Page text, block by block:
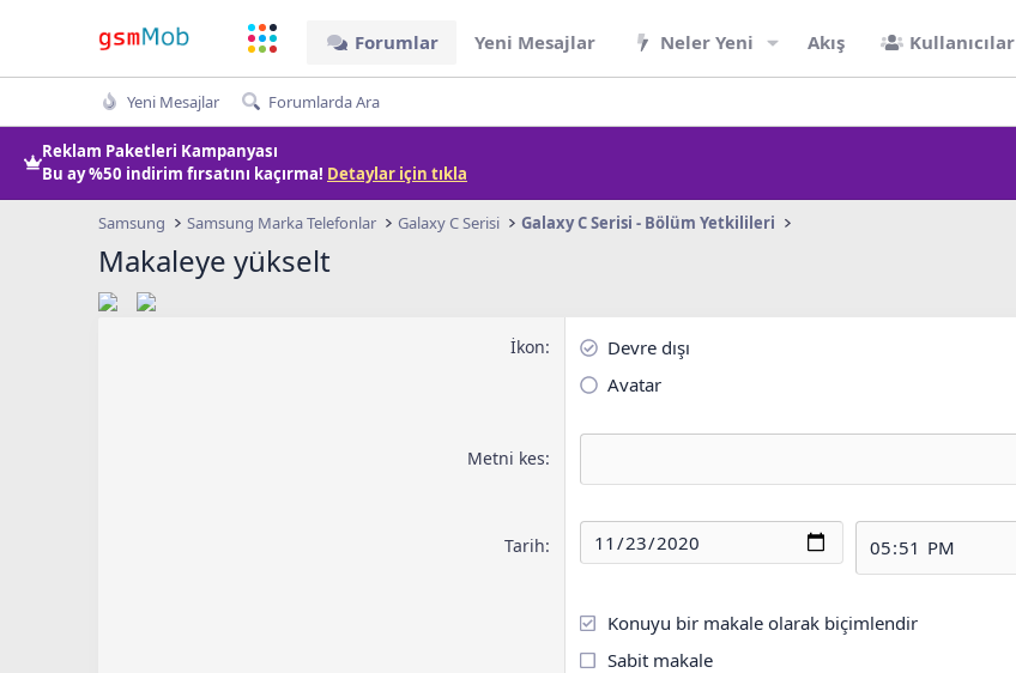
Forumlar Yeni Mesajlar Neler Yeni Akış Kullanıcılar
Yeni Mesajlar Forumlarda Ara
Reklam Paketleri Kampanyası
Bu ay%50 indirim fırsatını kaçırma! Detaylar için tıkla
Samsung Samsung Marka Telefonlar Galaxy C Serisi Galaxy C Serisi - Bölüm Yetkilileri
Makaleye yükselt
İkon
Devre dışı
Avatar
Metni kes
Tarih
Konuyu bir makale olarak biçimlendir
Sabit makale